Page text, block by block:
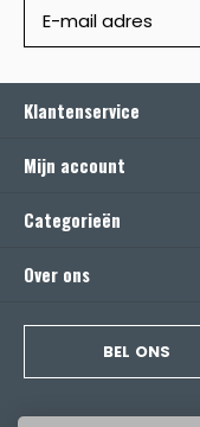
Klantenservice
Mijn account
Categorieën
Over ons
BEL ONS